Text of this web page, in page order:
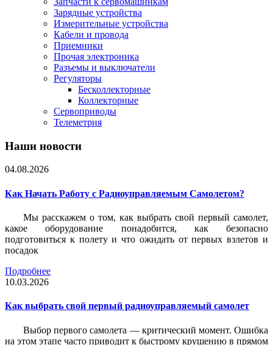
Зарядные устройства
Измерительные устройства
Кабели и провода
Приемники
Прочая электроника
Разъемы и выключатели
Регуляторы
Бесколлекторные
Коллекторные
Сервоприводы
Телеметрия
Наши новости
04.08.2026
Как Начать Работу с Радиоуправляемым Самолетом?
Мы расскажем о том, как выбрать свой первый самолет,
какое оборудование понадобится, как безопасно
подготовиться к полету и что ожидать от первых взлетов и
посадок
Подробнее
10.03.2026
Как выбрать свой первый радиоуправляемый самолет
Выбор первого самолета — критический момент. Ошибка
на этом этапе часто приводит к быстрому крушению в прямом